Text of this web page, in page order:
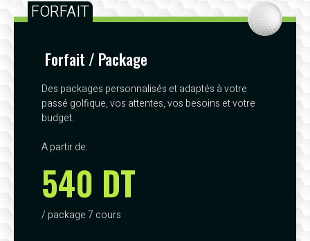
FORFAIT
Forfait / Package
Des packages personnalisés et adaptés à votre
passé golfique, vos attentes, vos besoins et votre
budget.
A partir de:
540 DT
/ package 7 cours